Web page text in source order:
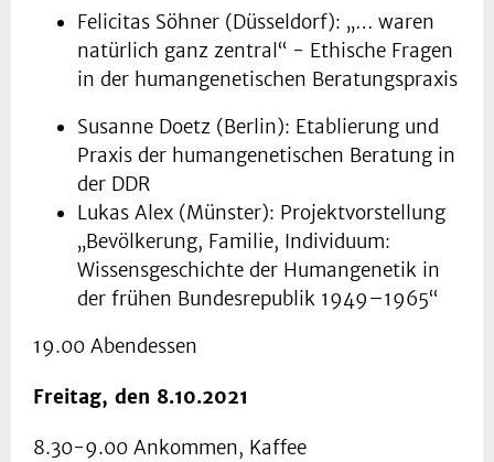
Felicitas Söhner (Düsseldorf): „… waren
natürlich ganz zentral“ - Ethische Fragen
in der humangenetischen Beratungspraxis
Susanne Doetz (Berlin): Etablierung und
Praxis der humangenetischen Beratung in
der DDR
Lukas Alex (Münster): Projektvorstellung
„Bevölkerung, Familie, Individuum:
Wissensgeschichte der Humangenetik in
der frühen Bundesrepublik 1949–1965“
19.00 Abendessen
Freitag, den 8.10.2021
8.30-9.00 Ankommen, Kaffee